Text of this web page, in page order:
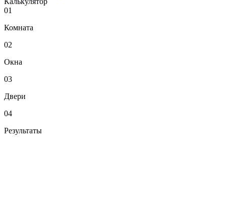
01
Комната
02
Окна
03
Двери
04
Результаты